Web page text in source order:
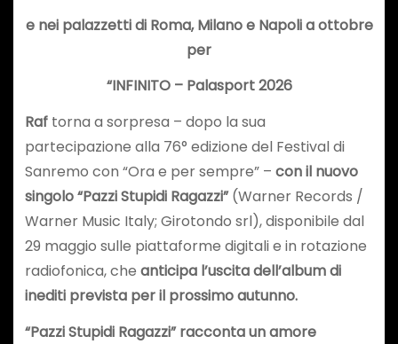
e nei palazzetti di Roma, Milano e Napoli a ottobre
per
“INFINITO – Palasport 2026
Raftorna a sorpresa – dopo la sua
partecipazione alla 76° edizione del Festival di
Sanremo con “Ora e per sempre” – con il nuovo
singolo “Pazzi Stupidi Ragazzi”(Warner Records /
Warner Music Italy; Girotondo srl), disponibile dal
29 maggio sulle piattaforme digitali e in rotazione
radiofonica, che anticipa l’uscita dell’album di
inediti prevista per il prossimo autunno.
“Pazzi Stupidi Ragazzi” racconta un amore